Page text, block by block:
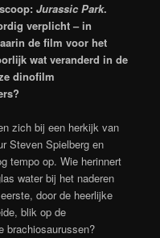
Jurassic Park.
verplicht – in
de film voor het
wat veranderd in de
dinofilm
zich bij een herkijk van
Steven Spielberg en
tempo op. Wie herinnert
water bij het naderen
door de heerlijke
blik op de
brachiosaurussen?